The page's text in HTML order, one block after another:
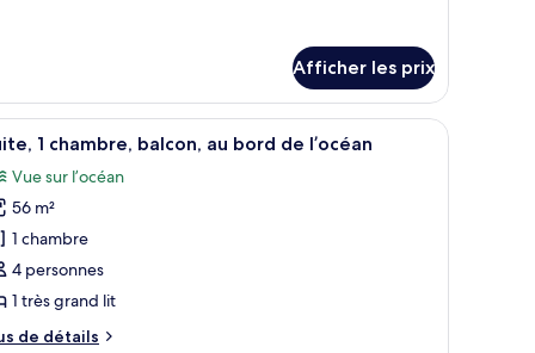
Afficher les prix
une chaise et une vue sur l’océan.Un salon moderne avec un canapé, des
8 1 chambre, balcon, au bord de l’océan
Vue sur l’océan
56 m²
1 chambre
4 personnes
1 très grand lit
de détails